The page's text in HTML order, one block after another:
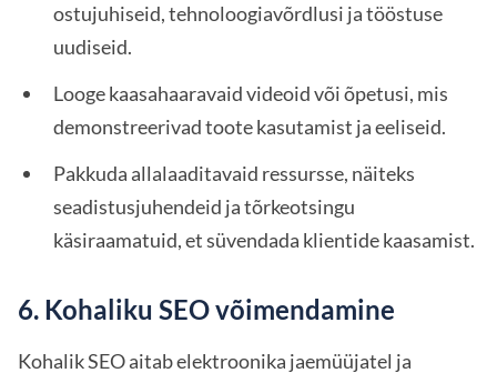
ostujuhiseid, tehnoloogiavõrdlusi ja tööstuse
uudiseid.
Looge kaasahaaravaid videoid või õpetusi, mis
demonstreerivad toote kasutamist ja eeliseid.
Pakkuda allalaaditavaid ressursse, näiteks
seadistusjuhendeid ja tõrkeotsingu
käsiraamatuid, et süvendada klientide kaasamist.
6. Kohaliku SEO võimendamine
Kohalik SEO aitab elektroonika jaemüüjatel ja